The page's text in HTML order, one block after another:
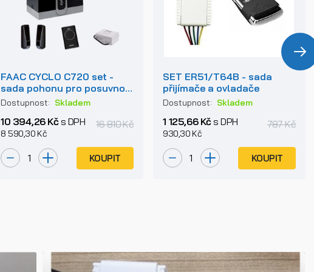
FAAC CYCLO C720 set -
sada pohonu pro posuvnou
bránu do 400kg
Dostupnost: Skladem
10 394,26 Kčs DPH
8 590,30 Kč
16 810 Kč
KOUPIT
SET ER51/T64B - sada
přijímače a ovladače
Dostupnost: Skladem
1 125,66 Kčs DPH
930,30 Kč
787 Kč
KOUPIT